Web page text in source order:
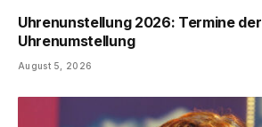
Uhrenunstellung 2026: Termine der
Uhrenumstellung
August 5, 2026